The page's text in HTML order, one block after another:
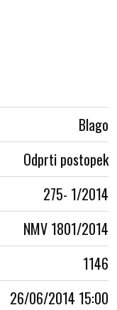
Blago
Odprti postopek
275- 1/2014
NMV 1801/2014
1146
26/06/2014 15:00